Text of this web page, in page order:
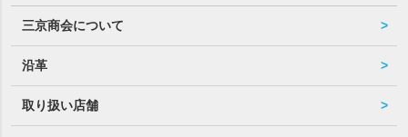
三京商会について
沿革
取り扱い店舗